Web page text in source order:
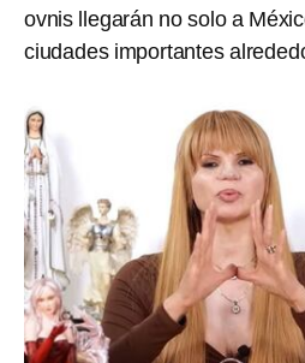
ovnis llegarán no solo a
ciudades importantes